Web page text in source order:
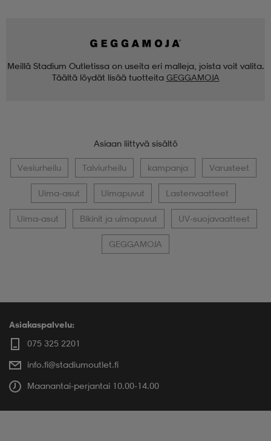
Meillä Stadium Outletissa on useita eri malleja, joista voit valita.
Täältä löydät lisää tuotteita GEGGAMOJA
Asiaan liittyvä sisältö
Vesiurheilu Talviurheilu kampanja Varusteet
Uima-asut Uimapuvut Lastenvaatteet
Uima-asut Bikinit ja uimapuvut UV-suojavaatteet
GEGGAMOJA
Asiakaspalvelu:
075 325 2201
info.fi@stadiumoutlet.fi
Maanantai-perjantai 10.00-14.00